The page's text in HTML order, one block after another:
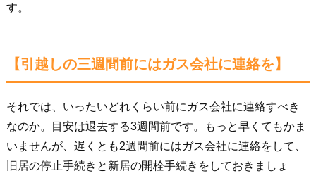
す。
【引越しの三週間前にはガス会社に連絡を】
それでは、いったいどれくらい前にガス会社に連絡すべき
なのか。目安は退去する3週間前です。もっと早くてもかま
いませんが、遅くとも2週間前にはガス会社に連絡をして、
旧居の停止手続きと新居の開栓手続きをしておきましょ